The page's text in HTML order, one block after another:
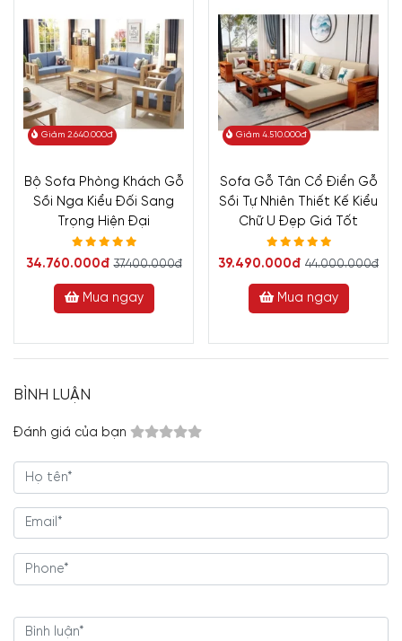
Giảm 2.640.000đ
Bộ Sofa Phòng Khách Gỗ
Sồi Nga Kiểu Đối Sang
Trọng Hiện Đại
34.760.000đ 37.400.000đ
Mua ngay
Giảm 4.510.000đ
Sofa Gỗ Tân Cổ Điển Gỗ
Sồi Tự Nhiên Thiết Kế Kiểu
Chữ U Đẹp Giá Tốt
39.490.000đ 44.000.000đ
Mua ngay
BÌNH LUẬN
Đánh giá của bạn